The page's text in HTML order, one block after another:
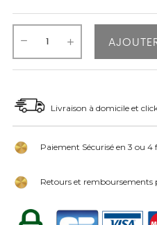
Livraison à domicile et
Paiement Sécurisé en 3 ou 4
Retours et remboursements